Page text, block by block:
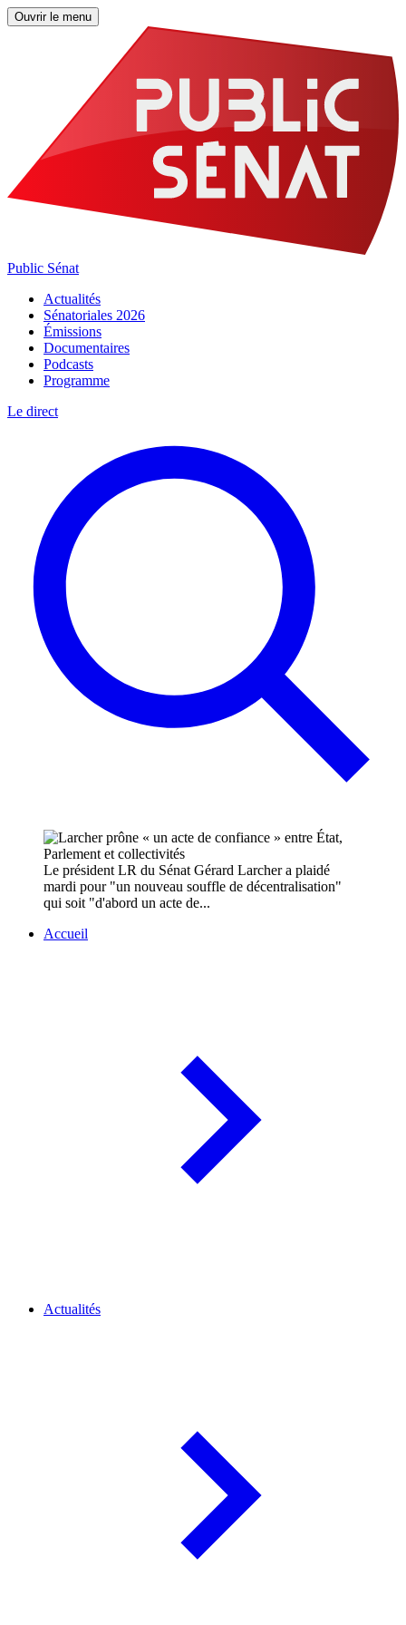
Ouvrir le menu
Public Sénat
Actualités
Sénatoriales 2026
Émissions
Documentaires
Podcasts
Programme
Le direct
Le président LR du Sénat Gérard Larcher a plaidé
mardi pour "un nouveau souffle de décentralisation"
qui soit "d'abord un acte de...
Accueil
Actualités